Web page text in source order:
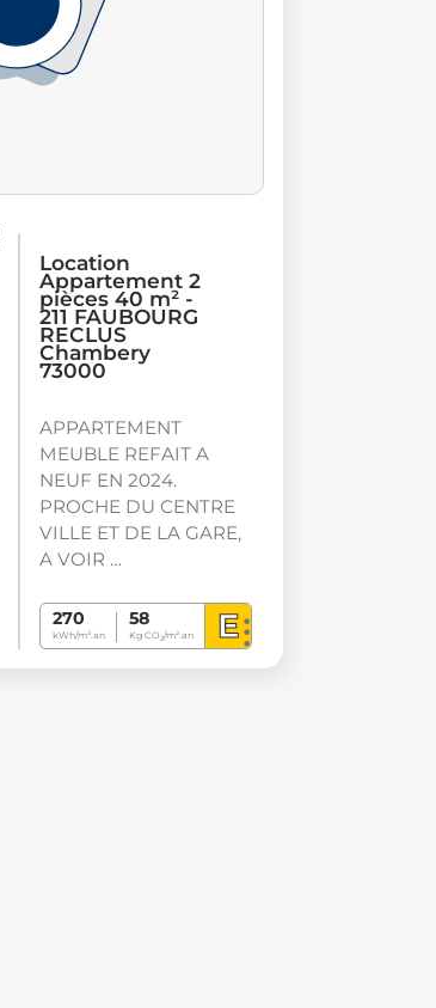
Location
Appartement 2
pièces 40 m² -
211 FAUBOURG
RECLUS
Chambery
73000
APPARTEMENT
MEUBLE REFAIT A
NEUF EN 2024.
PROCHE DU CENTRE
VILLE ET DE LA GARE,
A VOIR …
270
kWh/m².an
58
Kg CO2/m².an E